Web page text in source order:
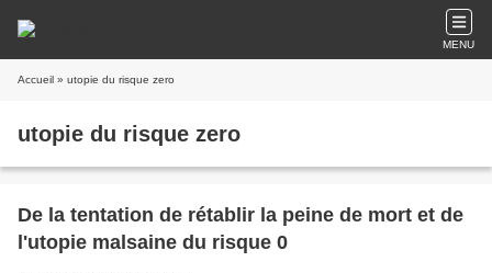
MENU
Accueil » utopie du risque zero
utopie du risque zero
De la tentation de rétablir la peine de mort et de
l'utopie malsaine du risque 0